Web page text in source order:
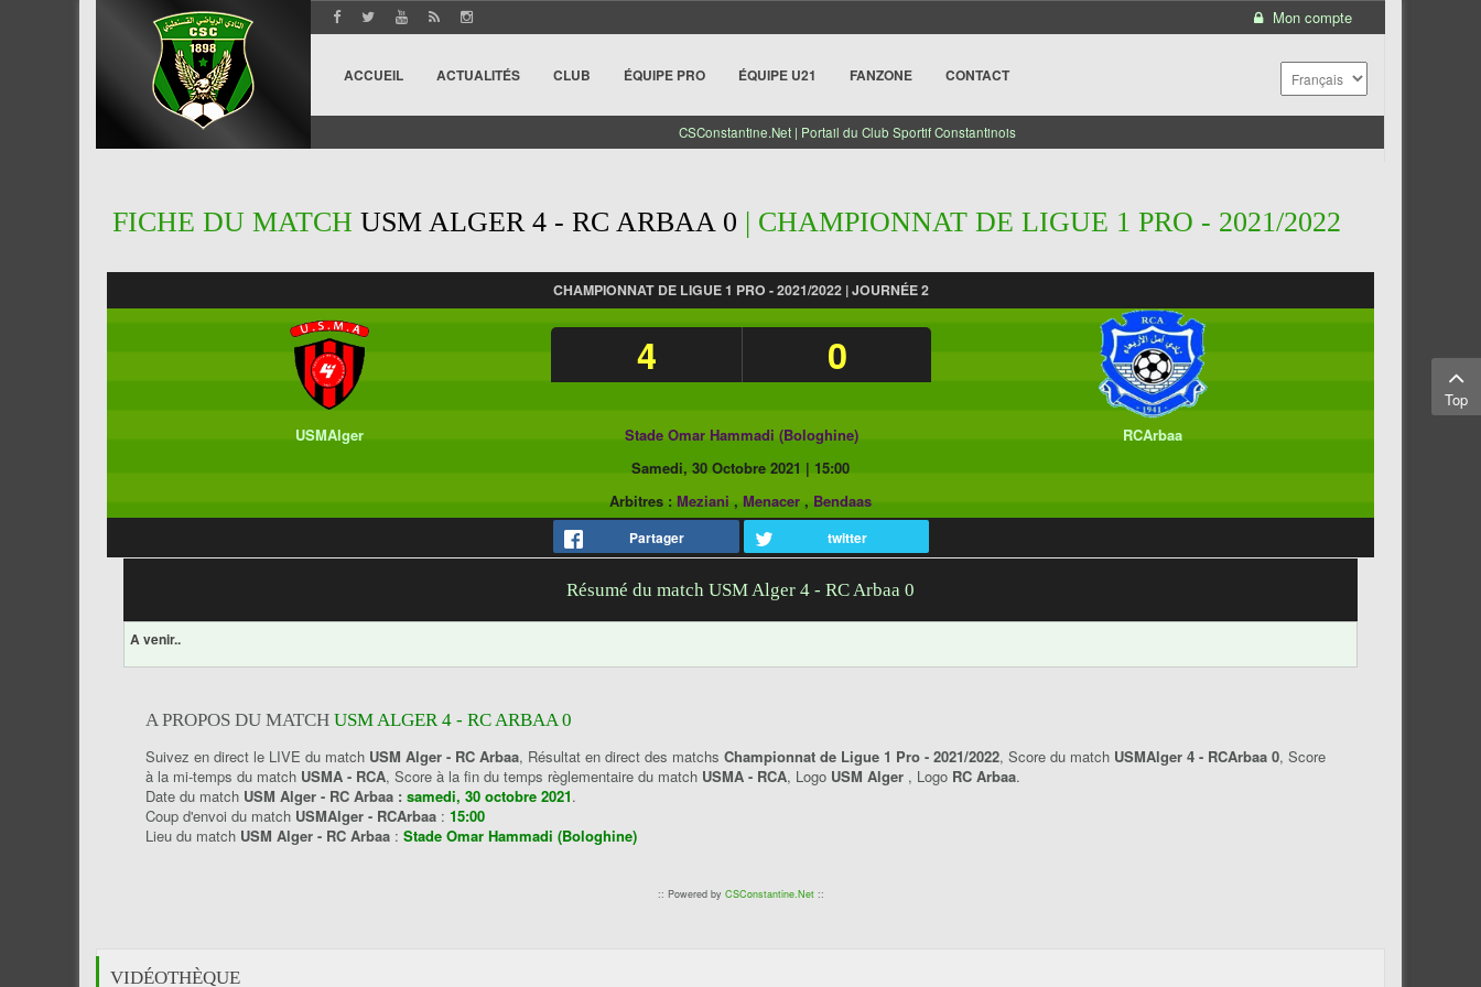
Mon compte
ACCUEIL ACTUALITÉS CLUB ÉQUIPE PRO ÉQUIPE U21 FANZONE CONTACT
CSConstantine.Net | Portail du Club Sportif Constantinois
FICHE DU MATCH USM ALGER 4 - RC ARBAA 0 | CHAMPIONNAT DE LIGUE 1 PRO - 2021/2022
CHAMPIONNAT DE LIGUE 1 PRO - 2021/2022 | JOURNÉE 2
4 0
USMAlger Stade Omar Hammadi (Bologhine)
RCArbaa
Samedi, 30 Octobre 2021 | 15:00
Arbitres : Meziani , Menacer , Bendaas
Partager twitter
Résumé du match USM Alger 4 - RC Arbaa 0
A venir..
A PROPOS DU MATCH USM ALGER 4 - RC ARBAA 0
Suivez en direct le LIVE du match USM Alger - RC Arbaa, Résultat en direct des matchs Championnat de Ligue 1 Pro - 2021/2022, Score du match USMAlger 4 - RCArbaa 0, Score
à la mi-temps du match USMA - RCA, Score à la fin du temps règlementaire du match USMA - RCA, Logo USM Alger , Logo RC Arbaa.
Date du match USM Alger - RC Arbaa : samedi, 30 octobre 2021.
Coup d'envoi du match USMAlger - RCArbaa : 15:00
Lieu du match USM Alger - RC Arbaa : Stade Omar Hammadi (Bologhine)
:: Powered by CSConstantine.Net::
VIDÉOTHÈQUE
Top